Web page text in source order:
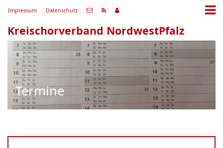
Impressum Datenschutz
Kreischorverband NordwestPfalz
Termine